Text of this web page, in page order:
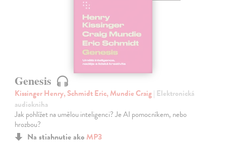
Genesis
Kissinger Henry, Schmidt Eric, Mundie Craig| Elektronická
audiokniha
Jak pohlížet na umělou inteligenci? Je AI pomocníkem, nebo
hrozbou?
Na stiahnutie ako MP3